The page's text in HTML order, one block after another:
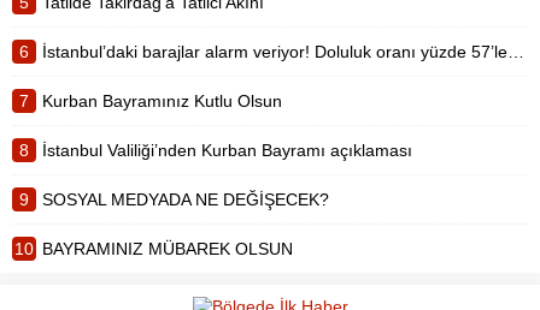
6 İstanbul’daki barajlar alarm veriyor! Doluluk oranı yüzde 57’lere düştü
7 Kurban Bayramınız Kutlu Olsun
8 İstanbul Valiliği’nden Kurban Bayramı açıklaması
9 SOSYAL MEDYADA NE DEĞİŞECEK?
10 BAYRAMINIZ MÜBAREK OLSUN